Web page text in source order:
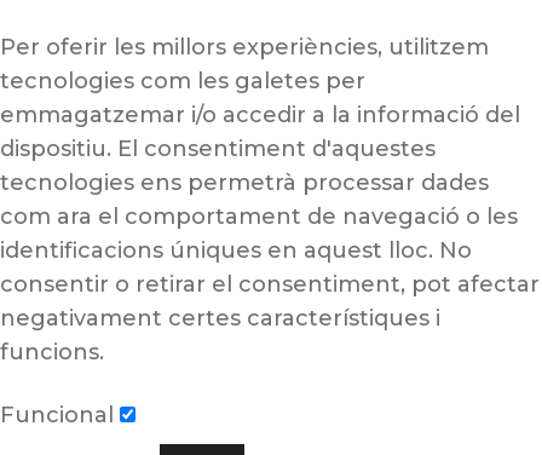
Per oferir les millors experiències, utilitzem
tecnologies com les galetes per
emmagatzemar i/o accedir a la informació del
dispositiu. El consentiment d'aquestes
tecnologies ens permetrà processar dades
com ara el comportament de navegació o les
identificacions úniques en aquest lloc. No
consentir o retirar el consentiment, pot afectar
negativament certes característiques i
funcions.
Funcional